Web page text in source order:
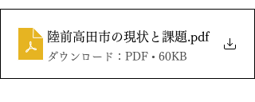
陸前高田市の現状と課題.pdf
ダウンロード：PDF • 60KB